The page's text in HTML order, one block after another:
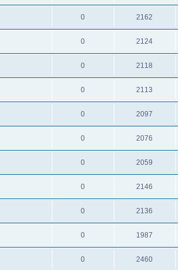
0 2162
0 2124
0 2118
0 2113
0 2097
0 2076
0 2059
0 2146
0 2136
0 1987
0 2460